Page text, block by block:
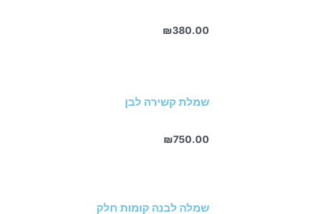
₪380.00
שמלת קשירה לבן
₪750.00
שמלה לבנה קומות חלק